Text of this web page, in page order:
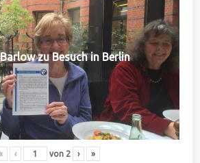
zu Besuch in Berlin
‹ von 2 › »